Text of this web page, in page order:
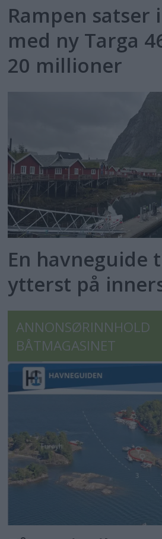
Rampen satser
med ny Targa
20 millioner
En havneguide
ytterst på
ANNONSØRINNHOLD
BÅTMAGASINET